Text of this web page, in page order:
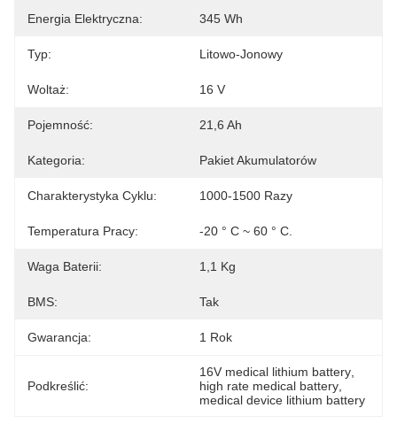
Energia Elektryczna: 345 Wh
Typ: Litowo-Jonowy
Woltaż: 16 V
Pojemność: 21,6 Ah
Kategoria: Pakiet Akumulatorów
Charakterystyka Cyklu: 1000-1500 Razy
Temperatura Pracy: -20 ° C ~ 60 ° C.
Waga Baterii: 1,1 Kg
BMS: Tak
Gwarancja: 1 Rok
Podkreślić:
16V medical lithium battery
high rate medical battery
medical device lithium battery